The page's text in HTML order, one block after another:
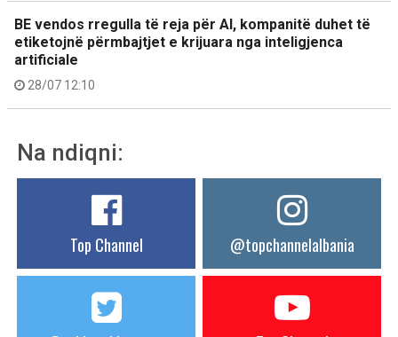
BE vendos rregulla të reja për AI, kompanitë duhet të
etiketojnë përmbajtjet e krijuara nga inteligjenca
artificiale
28/07 12:10
Na ndiqni:
Top Channel @topchannelalbania